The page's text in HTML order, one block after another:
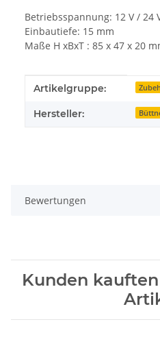
Betriebsspannung: 12 V / 24
Einbautiefe: 15 mm
Maße H xBxT : 85 x 47 x 20
Produkteigenschaft
Wert
Artikelgruppe:
Hersteller:
Bewertungen
Kunden